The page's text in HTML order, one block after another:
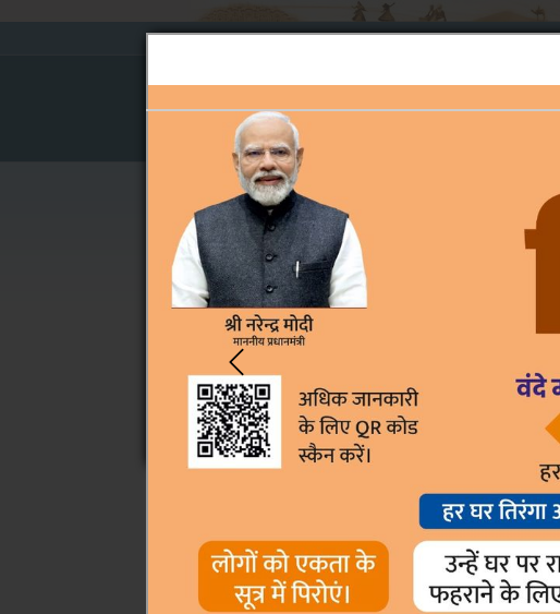
बोर्ड के विषय में
Home› निर्णय › जुलाई 2014
क्रम संख्या जिल्ला
वाद का
प्रकार
अपील सं.
1121-